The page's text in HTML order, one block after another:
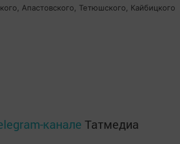
Апастовского, Тетюшского, Кайбицкого
канале Татмедиа